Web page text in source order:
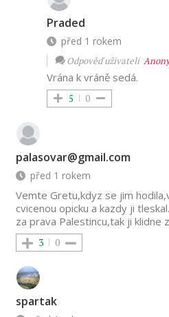
Praded
před 1 rokem
Odpověď uživateli
Vrána k vráně sedá.
5 0
palasovar@gmail.com
před 1 rokem
Vemte Gretu,kdyz se jim
cvicenou opicku a kazdy ji
za prava Palestincu,tak ji klidne
3 0
spartak